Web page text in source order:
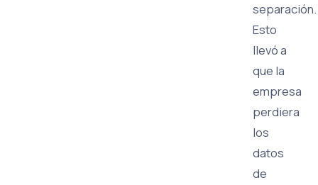
separación.
Esto
llevó a
que la
empresa
perdiera
los
datos
de